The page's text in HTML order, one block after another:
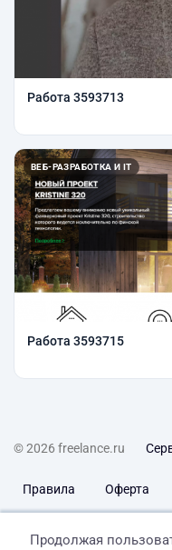
Работа 3593713
ВЕБ-РАЗРАБОТКА И IT
Работа 3593715
© 2026 freelance.ru
Правила Оферта
Продолжая